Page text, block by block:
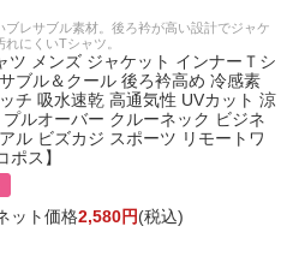
ブレサブル素材。後ろ衿が高い設計でジャケ
れにくいTシャツ。
ツ メンズ ジャケット インナーＴシ
ブル＆クール 後ろ衿高め 冷感素
チ 吸水速乾 高通気性 UVカット 涼
プルオーバー クルーネック ビジネ
ル ビズカジ スポーツ リモートワ
ポス】
ット価格2,580円(税込)